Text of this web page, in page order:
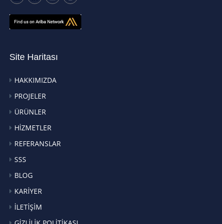
Site Haritası
HAKKIMIZDA
PROJELER
ÜRÜNLER
HİZMETLER
REFERANSLAR
SSS
BLOG
KARİYER
İLETİŞİM